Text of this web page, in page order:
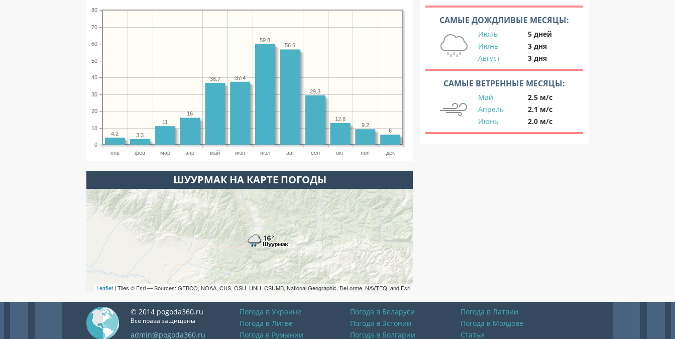
янв фев мар апр май июн июл авг сен окт ноя дек
0
10
20
30
40
50
60
70
80
6
9.2
12.8
29.3
56.6
59.8
37.4
36.7
16
11
3.3
4.2
ШУУРМАК НА КАРТЕ ПОГОДЫ
Leaflet | Tiles © Esri — Sources: GEBCO, NOAA, CHS, OSU, UNH, CSUMB, National Geographic, DeLorme, NAVTEQ, and Esri
САМЫЕ ДОЖДЛИВЫЕ МЕСЯЦЫ:
Июль
5 дней
Июнь
3 дня
Август
3 дня
САМЫЕ ВЕТРЕННЫЕ МЕСЯЦЫ:
Май
2.5 м/с
Апрель
2.1 м/с
Июнь
2.0 м/с
© 2014 pogoda360.ru
Все права защищены
admin@pogoda360.ru
Погода в Украине Погода в Беларуси
Погода в Латвии
Погода в Литве
Погода в Эстонии
Погода в Молдове
Погода в Румынии
Погода в Болгарии Статьи